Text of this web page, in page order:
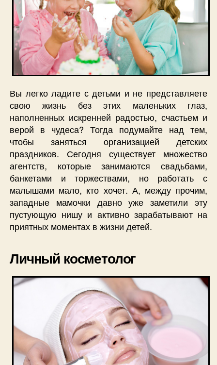
Вы легко ладите с детьми и не представляете
свою жизнь без этих маленьких глаз,
наполненных искренней радостью, счастьем и
верой в чудеса? Тогда подумайте над тем,
чтобы заняться организацией детских
праздников. Сегодня существует множество
агентств, которые занимаются свадьбами,
банкетами и торжествами, но работать с
малышами мало, кто хочет. А, между прочим,
западные мамочки давно уже заметили эту
пустующую нишу и активно зарабатывают на
приятных моментах в жизни детей.
Личный косметолог